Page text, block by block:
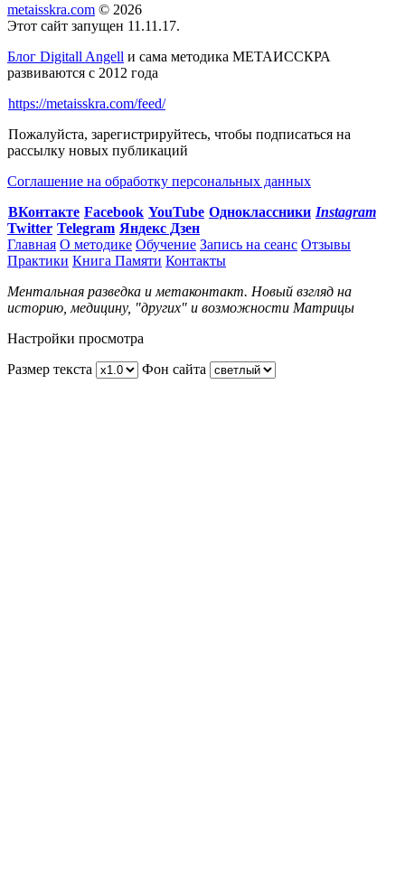
metaisskra.com © 2026
Этот сайт запущен 11.11.17.
Блог Digitall Angell и сама методика МЕТАИССКРА
развиваются с 2012 года
https://metaisskra.com/feed/
Пожалуйста, зарегистрируйтесь, чтобы подписаться на
рассылку новых публикаций
Соглашение на обработку персональных данных
ВКонтакте Facebook YouTube Одноклассники Instagram
Twitter Telegram Яндекс Дзен
Главная О методике Обучение Запись на сеанс Отзывы
Практики Книга Памяти Контакты
Ментальная разведка и метаконтакт. Новый взгляд на
историю, медицину, "других" и возможности Матрицы
Настройки просмотра
Размер текста
Фон сайта